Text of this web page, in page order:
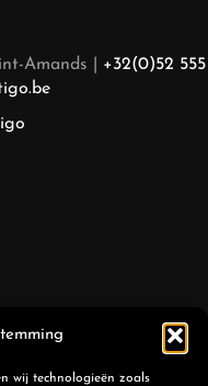
wij technologieën zoals
Amands | +32(0)52 555